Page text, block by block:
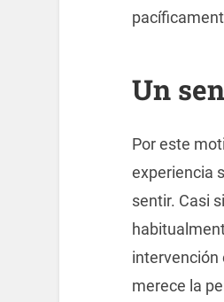
Un
Por este
experiencia
sentir. Casi
intervención
merece la